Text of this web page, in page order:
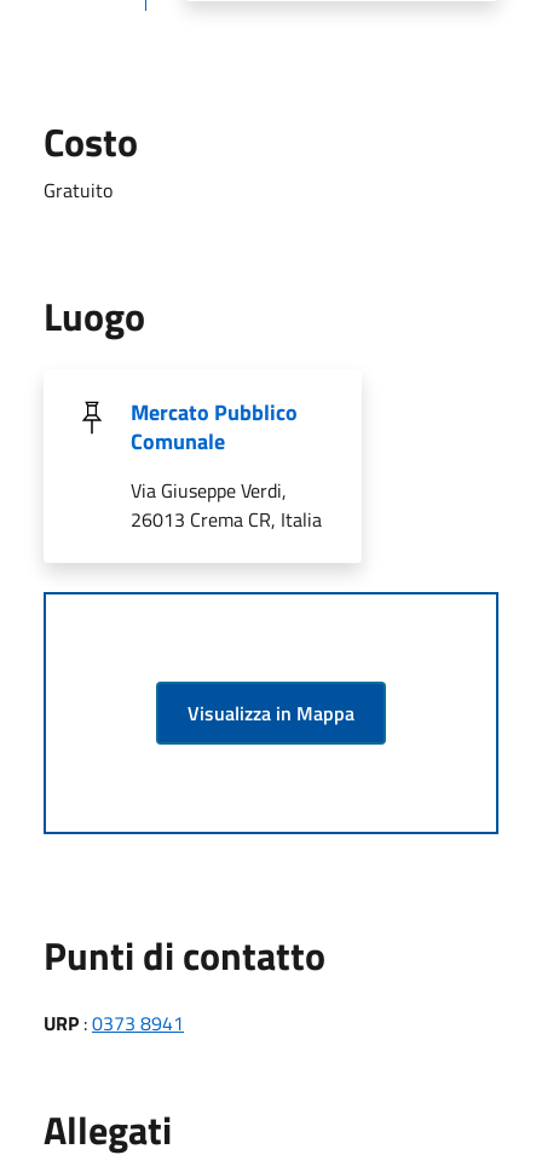
Costo
Gratuito
Luogo
Mercato Pubblico
Comunale
Via Giuseppe Verdi,
26013 Crema CR, Italia
Visualizza in Mappa
Punti di contatto
URP :0373 8941
Allegati